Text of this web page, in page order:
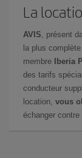
La
AVIS , présent
la plus
membre
Iberia
des tarifs
conducteur
location, vous
échanger